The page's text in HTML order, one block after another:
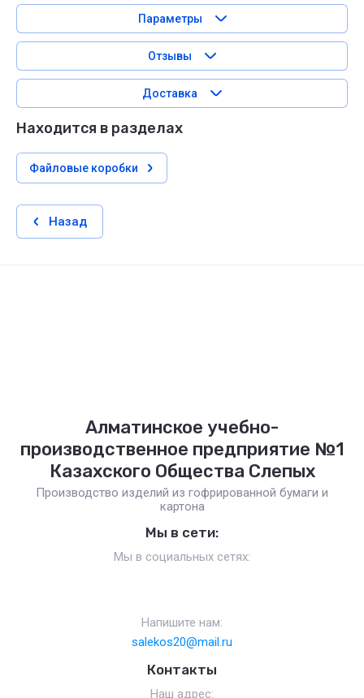
Параметры
Отзывы
Доставка
Находится в разделах
Файловые коробки
Назад
Алматинское учебно-
производственное предприятие №1
Казахского Общества Слепых
Производство изделий из гофрированной бумаги и
картона
Мы в сети:
Мы в социальных сетях:
Напишите нам:
salekos20@mail.ru
Контакты
Наш адрес: